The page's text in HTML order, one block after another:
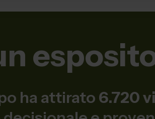
ha attirato 6.720